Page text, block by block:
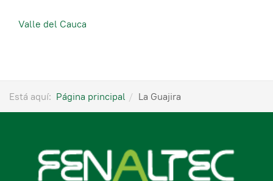
Valle del Cauca
Está aquí: Página principal La Guajira